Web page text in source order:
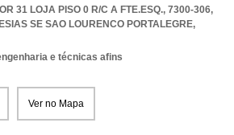
31 LOJA PISO 0 R/C A FTE.ESQ., 7300-306,
SE SAO LOURENCO PORTALEGRE,
e técnicas afins
Ver no Mapa